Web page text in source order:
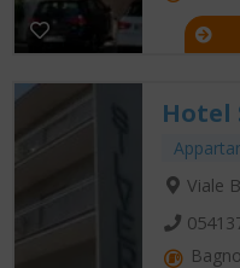
Hotel
Viale